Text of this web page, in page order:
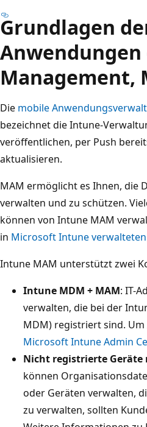
Grundlagen
Management,
Die mobile
bezeichnet die Intune-
veröffentlichen, per Push
aktualisieren.
MAM ermöglicht es Ihnen, die
verwalten und zu schützen.
können von Intune MAM
in Microsoft Intune
Intune MAM unterstützt zwei
Intune MDM + MAM: IT-
verwalten, die bei der
MDM) registriert sind.
Microsoft Intune Admin
Nicht registrierte
können
oder Geräten verwalten,
zu verwalten, sollten